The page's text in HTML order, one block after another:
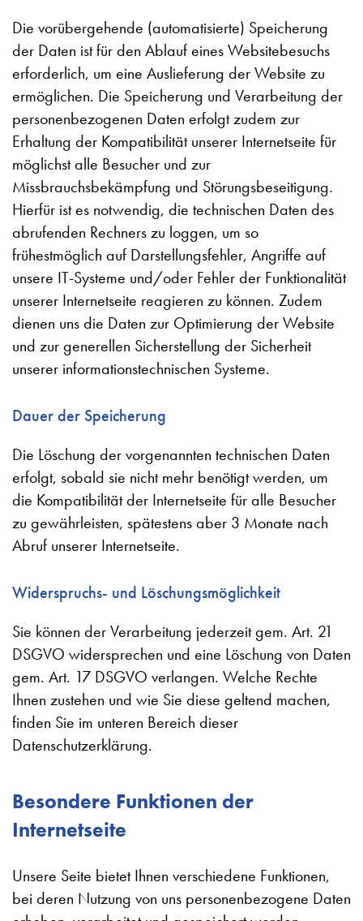
Die vorübergehende (automatisierte) Speicherung
der Daten ist für den Ablauf eines Websitebesuchs
erforderlich, um eine Auslieferung der Website zu
ermöglichen. Die Speicherung und Verarbeitung der
personenbezogenen Daten erfolgt zudem zur
Erhaltung der Kompatibilität unserer Internetseite für
möglichst alle Besucher und zur
Missbrauchsbekämpfung und Störungsbeseitigung.
Hierfür ist es notwendig, die technischen Daten des
abrufenden Rechners zu loggen, um so
frühestmöglich auf Darstellungsfehler, Angriffe auf
unsere IT-Systeme und/oder Fehler der Funktionalität
unserer Internetseite reagieren zu können. Zudem
dienen uns die Daten zur Optimierung der Website
und zur generellen Sicherstellung der Sicherheit
unserer informationstechnischen Systeme.
Dauer der Speicherung
Die Löschung der vorgenannten technischen Daten
erfolgt, sobald sie nicht mehr benötigt werden, um
die Kompatibilität der Internetseite für alle Besucher
zu gewährleisten, spätestens aber 3 Monate nach
Abruf unserer Internetseite.
Widerspruchs- und Löschungsmöglichkeit
Sie können der Verarbeitung jederzeit gem. Art. 21
DSGVO widersprechen und eine Löschung von Daten
gem. Art. 17 DSGVO verlangen. Welche Rechte
Ihnen zustehen und wie Sie diese geltend machen,
finden Sie im unteren Bereich dieser
Datenschutzerklärung.
Besondere Funktionen der
Internetseite
Unsere Seite bietet Ihnen verschiedene Funktionen,
bei deren Nutzung von uns personenbezogene Daten